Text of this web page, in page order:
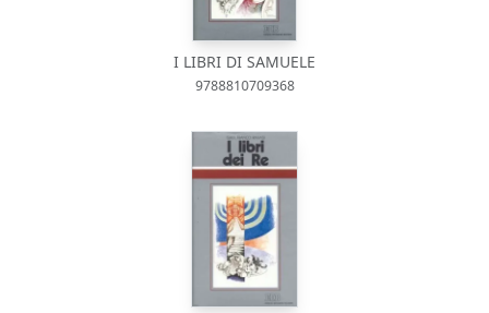
I LIBRI DI SAMUELE
9788810709368